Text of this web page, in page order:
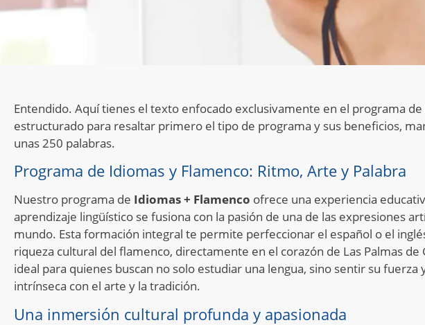
Entendido. Aquí tienes el texto enfocado exclusivamente en el programa de
estructurado para resaltar primero el tipo de programa y sus beneficios,
unas 250 palabras.
Programa de Idiomas y Flamenco: Ritmo, Arte y Palabra
Nuestro programa de Idiomas + Flamenco ofrece una experiencia
aprendizaje lingüístico se fusiona con la pasión de una de las expresiones
mundo. Esta formación integral te permite perfeccionar el español o el
riqueza cultural del flamenco, directamente en el corazón de Las Palmas de
ideal para quienes buscan no solo estudiar una lengua, sino sentir su
intrínseca con el arte y la tradición.
Una inmersión cultural profunda y apasionada